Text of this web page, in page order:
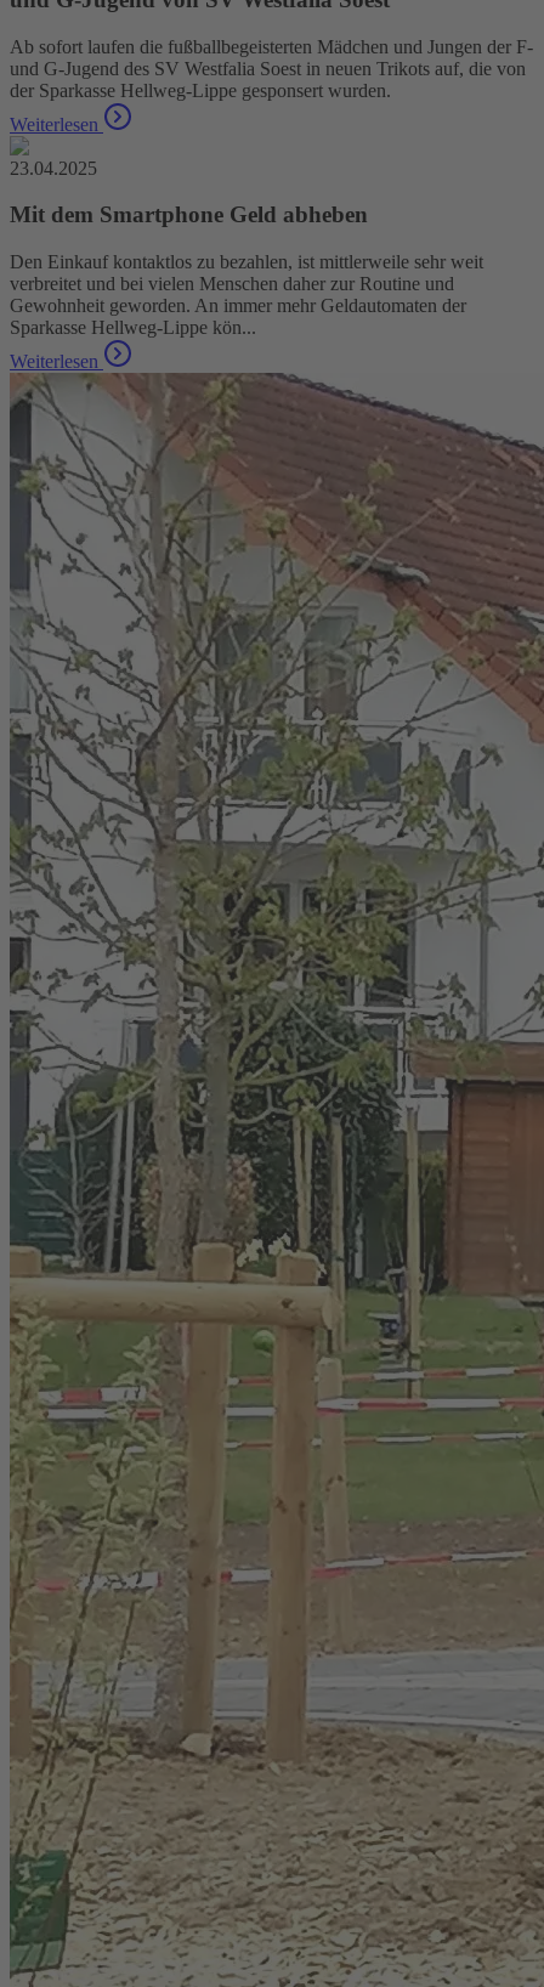
Ab sofort laufen die fußballbegeisterten Mädchen und Jungen der F-
und G-Jugend des SV Westfalia Soest in neuen Trikots auf, die von
der Sparkasse Hellweg-Lippe gesponsert wurden.
Weiterlesen
23.04.2025
Mit dem Smartphone Geld abheben
Den Einkauf kontaktlos zu bezahlen, ist mittlerweile sehr weit
verbreitet und bei vielen Menschen daher zur Routine und
Gewohnheit geworden. An immer mehr Geldautomaten der
Sparkasse Hellweg-Lippe kön...
Weiterlesen